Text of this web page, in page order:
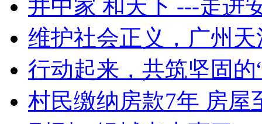
井中家 和天下 ---走进
维护社会正义，广州
行动起来，共筑坚固的
村民缴纳房款7年 房屋